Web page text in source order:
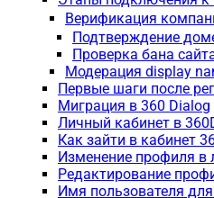
Верификация
Подтверждение
Проверка бана
Модерация display
Первые шаги после
Миграция в 360 Dialog
Личный кабинет в
Как зайти в кабинет
Изменение профиля в
Редактирование
Имя пользователя